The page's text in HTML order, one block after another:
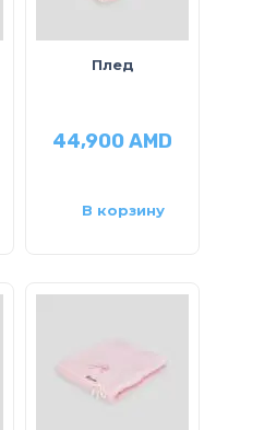
Плед
44,900AMD
В корзину